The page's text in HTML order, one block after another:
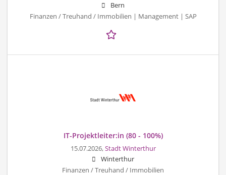
Bern
Finanzen / Treuhand / Immobilien | Management | SAP
IT-Projektleiter:in (80 - 100%)
15.07.2026,Stadt Winterthur
Winterthur
Finanzen / Treuhand / Immobilien